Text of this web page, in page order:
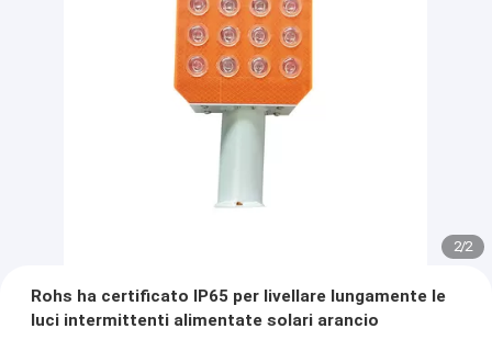
2/2
Rohs ha certificato IP65 per livellare lungamente le
luci intermittenti alimentate solari arancio